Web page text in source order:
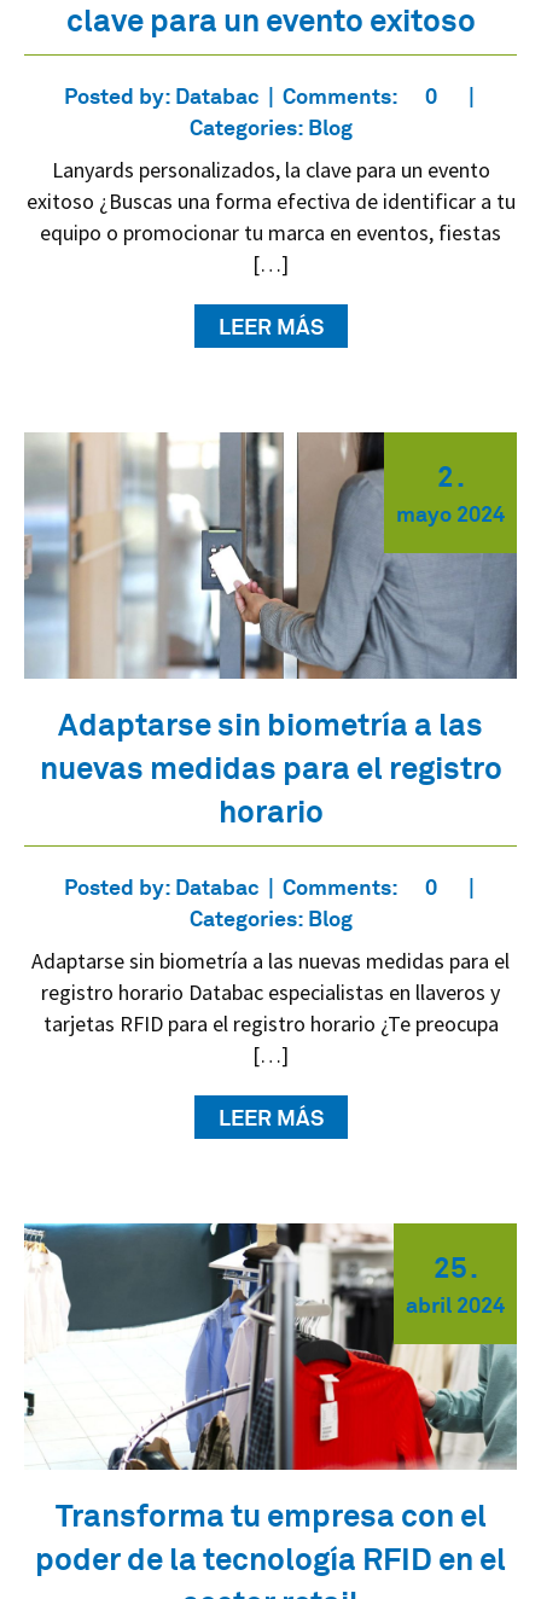
clave para un evento exitoso
Posted by: Databac Comments:
0
Categories: Blog
Lanyards personalizados, la clave para un evento
exitoso ¿Buscas una forma efectiva de identificar a tu
equipo o promocionar tu marca en eventos, fiestas
[…]
LEER MÁS
Adaptarse sin biometría a las
nuevas medidas para el registro
horario
2.
mayo 2024
Posted by: Databac Comments:
0
Categories: Blog
Adaptarse sin biometría a las nuevas medidas para el
registro horario Databac especialistas en llaveros y
tarjetas RFID para el registro horario ¿Te preocupa
[…]
LEER MÁS
Transforma tu empresa con el
poder de la tecnología RFID en el
25.
abril 2024